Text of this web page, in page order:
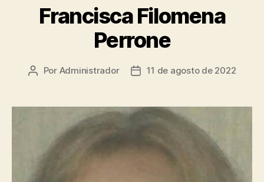
Francisca Filomena
Perrone
Por Administrador 11 de agosto de 2022